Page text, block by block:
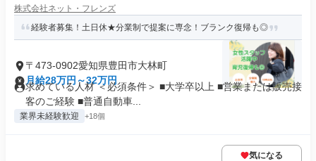
株式会社ネット・フレンズ
経験者募集！土日休★分業制で提案に専念！ブランク復帰も◎
〒473-0902愛知県豊田市大林町
月給28万円～32万円
求めている人材 ＜必須条件＞ ■大学卒以上 ■営業または販売接
客のご経験 ■普通自動車...
業界未経験歓迎 +18個
気になる